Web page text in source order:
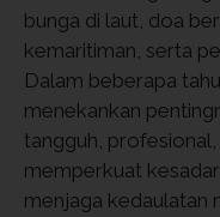
bunga di laut, doa
kemaritiman, serta
Dalam beberapa
menekankan
tangguh,
memperkuat
menjaga kedaulatan